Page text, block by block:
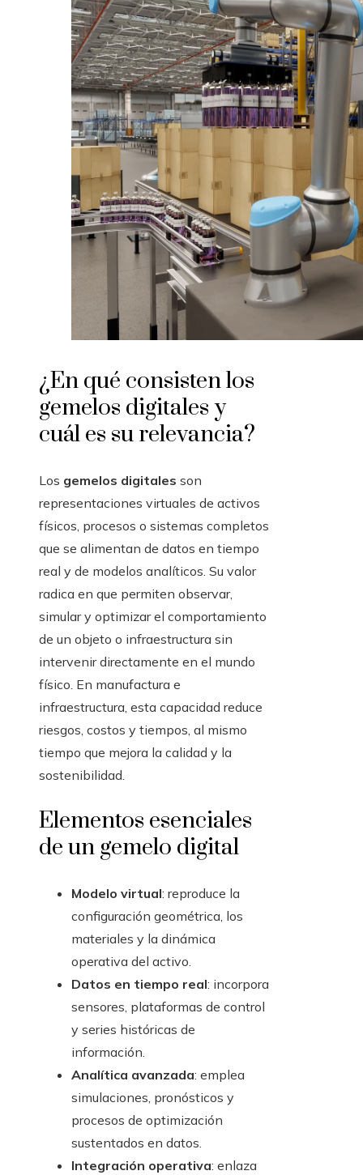
¿En qué consisten los
gemelos digitales y
cuál es su relevancia?
Los gemelos digitales son
representaciones virtuales de activos
físicos, procesos o sistemas completos
que se alimentan de datos en tiempo
real y de modelos analíticos. Su valor
radica en que permiten observar,
simular y optimizar el comportamiento
de un objeto o infraestructura sin
intervenir directamente en el mundo
físico. En manufactura e
infraestructura, esta capacidad reduce
riesgos, costos y tiempos, al mismo
tiempo que mejora la calidad y la
sostenibilidad.
Elementos esenciales
de un gemelo digital
Modelo virtual: reproduce la
configuración geométrica, los
materiales y la dinámica
operativa del activo.
Datos en tiempo real: incorpora
sensores, plataformas de control
y series históricas de
información.
Analítica avanzada: emplea
simulaciones, pronósticos y
procesos de optimización
sustentados en datos.
Integración operativa: enlaza